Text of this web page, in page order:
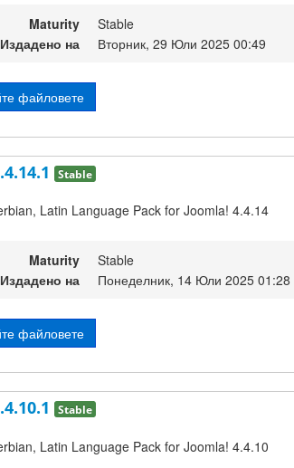
Maturity
Stable
Издадено на
Вторник, 29 Юли 2025 00:49
файловете
Stable
Latin Language Pack for Joomla! 4.4.14
Maturity
Stable
Издадено на
Понеделник, 14 Юли 2025 01:28
файловете
Stable
Latin Language Pack for Joomla! 4.4.10